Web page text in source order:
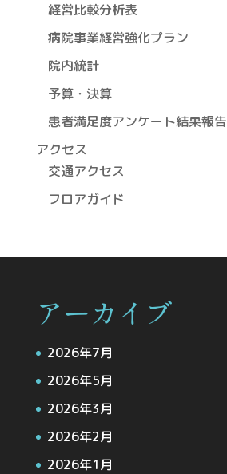
経営比較分析表
病院事業経営強化プラン
院内統計
予算・決算
患者満足度アンケート結果報告
アクセス
交通アクセス
フロアガイド
アーカイブ
2026年7月
2026年5月
2026年3月
2026年2月
2026年1月